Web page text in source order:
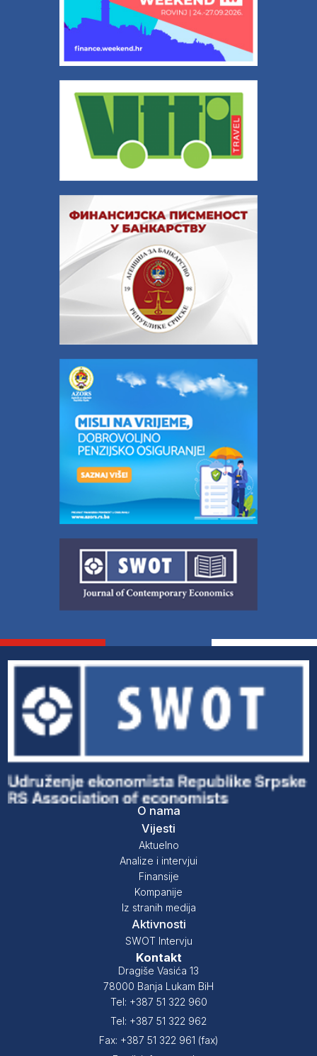
O nama
Vijesti
Aktuelno
Analize i intervjui
Finansije
Kompanije
Iz stranih medija
Aktivnosti
SWOT Intervju
Kontakt
Dragiše Vasića 13
78000 Banja Lukam BiH
Tel: +387 51 322 960
Tel: +387 51 322 962
Fax: +387 51 322 961 (fax)